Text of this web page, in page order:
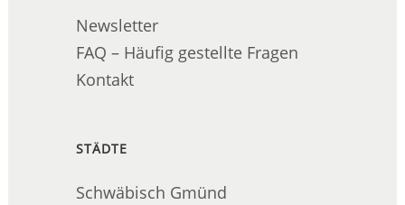
Newsletter
FAQ – Häufig gestellte Fragen
Kontakt
STÄDTE
Schwäbisch Gmünd